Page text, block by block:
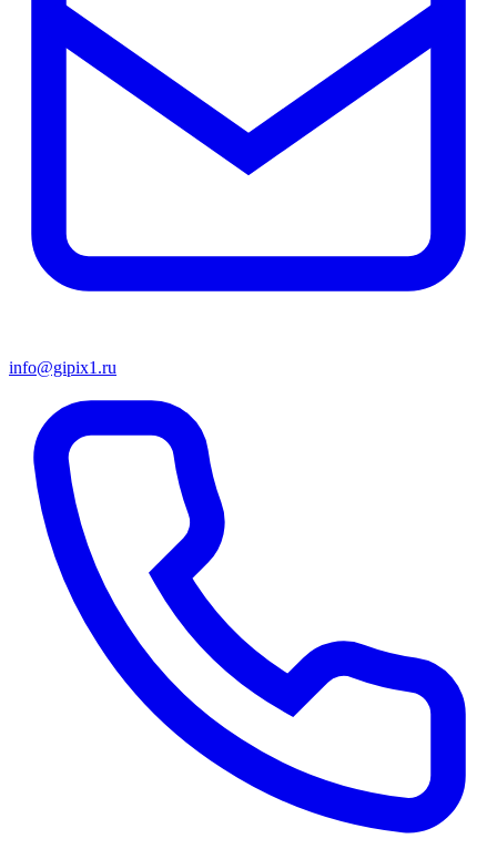
info@gipix1.ru